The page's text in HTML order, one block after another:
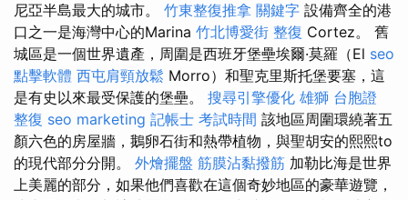
尼亞半島最大的城市。 竹東整復推拿 關鍵字 設備齊全的港
口之一是海灣中心的Marina 竹北博愛街 整復 Cortez。 舊
城區是一個世界遺產，周圍是西班牙堡壘埃爾·莫羅（El seo
點擊軟體 西屯肩頸放鬆 Morro）和聖克里斯托堡要塞，這
是有史以​​來最受保護的堡壘。 搜尋引擎優化 雄獅 台胞證
整復 seo marketing 記帳士 考試時間 該地區周圍環繞著五
顏六色的房屋牆，鵝卵石街和熱帶植物，與聖胡安的熙熙to
的現代部分分開。 外燴擺盤 筋膜沾黏撥筋 加勒比海是世界
上美麗的部分，如果他們喜歡在這個奇妙地區的豪華遊覽，